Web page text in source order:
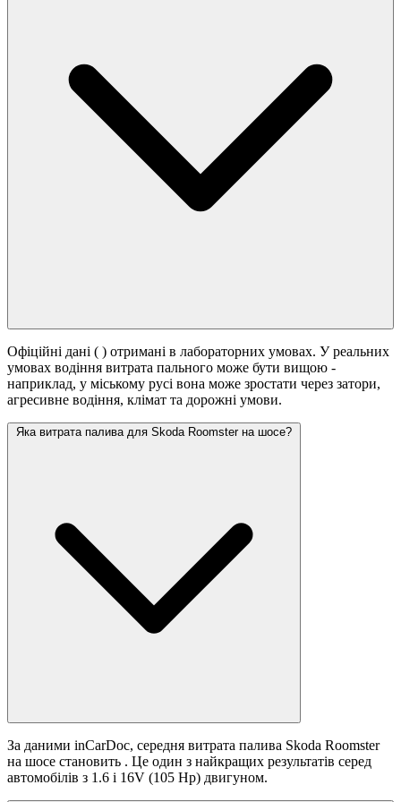
Офіційні дані ( ) отримані в лабораторних умовах. У реальних
умовах водіння витрата пального може бути вищою -
наприклад, у міському русі вона може зростати через затори,
агресивне водіння, клімат та дорожні умови.
Яка витрата палива для Skoda Roomster на шосе?
За даними inCarDoc, середня витрата палива Skoda Roomster
на шосе становить . Це один з найкращих результатів серед
автомобілів з 1.6 i 16V (105 Hp) двигуном.